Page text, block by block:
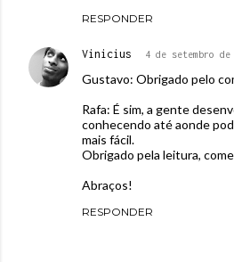
RESPONDER
Vinicius 4 de setembro
Gustavo: Obrigado pelo
Rafa: É sim, a gente
conhecendo até aonde
mais fácil.
Obrigado pela leitura,
Abraços!
RESPONDER